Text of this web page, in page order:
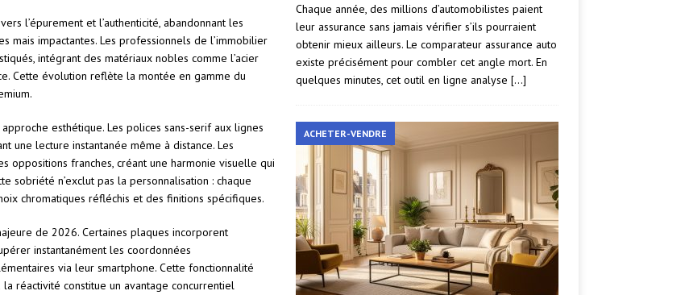
l’épurement et l’authenticité, abandonnant les
mais impactantes. Les professionnels de l’immobilier
intégrant des matériaux nobles comme l’acier
Cette évolution reflète la montée en gamme du
esthétique. Les polices sans-serif aux lignes
une lecture instantanée même à distance. Les
franches, créant une harmonie visuelle qui
sobriété n’exclut pas la personnalisation : chaque
chromatiques réfléchis et des finitions spécifiques.
de 2026. Certaines plaques incorporent
instantanément les coordonnées
via leur smartphone. Cette fonctionnalité
réactivité constitue un avantage concurrentiel
Chaque année, des millions d’automobilistes paient
leur assurance sans jamais vérifier s’ils pourraient
obtenir mieux ailleurs. Le comparateur assurance auto
existe précisément pour combler cet angle mort. En
quelques minutes, cet outil en ligne analyse […]
ACHETER-VENDRE